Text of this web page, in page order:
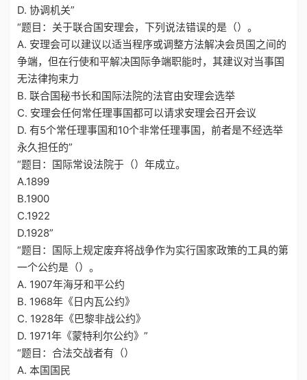
D. 协调机关”
“题目：关于联合国安理会，下列说法错误的是（）。
A. 安理会可以建议以适当程序或调整方法解决会员国之间的
争端，但在行使和平解决国际争端职能时，其建议对当事国
无法律拘束力
B. 联合国秘书长和国际法院的法官由安理会选举
C. 安理会任何常任理事国都可以请求安理会召开会议
D. 有5个常任理事国和10个非常任理事国，前者是不经选举
永久担任的”
“题目：国际常设法院于（）年成立。
A.1899
B.1900
C.1922
D.1928”
“题目：国际上规定废弃将战争作为实行国家政策的工具的第
一个公约是（）。
A. 1907年海牙和平公约
B. 1968年《日内瓦公约》
C. 1928年《巴黎非战公约》
D. 1971年《蒙特利尔公约》”
“题目：合法交战者有（）
A. 本国国民